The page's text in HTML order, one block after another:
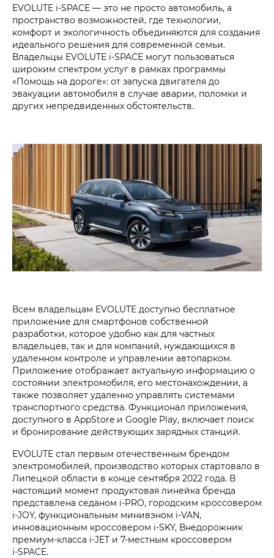
EVOLUTE i‑SPACE — это не просто автомобиль, а
пространство возможностей, где технологии,
комфорт и экологичность объединяются для создания
идеального решения для современной семьи.
Владельцы EVOLUTE i‑SPACE могут пользоваться
широким спектром услуг в рамках программы
«Помощь на дороге»: от запуска двигателя до
эвакуации автомобиля в случае аварии, поломки и
других непредвиденных обстоятельств.
Всем владельцам EVOLUTE доступно бесплатное
приложение для смартфонов собственной
разработки, которое удобно как для частных
владельцев, так и для компаний, нуждающихся в
удаленном контроле и управлении автопарком.
Приложение отображает актуальную информацию о
состоянии электромобиля, его местонахождении, а
также позволяет удаленно управлять системами
транспортного средства. Функционал приложения,
доступного в AppStore и Google Play, включает поиск
и бронирование действующих зарядных станций.
EVOLUTE стал первым отечественным брендом
электромобилей, производство которых стартовало в
Липецкой области в конце сентября 2022 года. В
настоящий момент продуктовая линейка бренда
представлена седаном i‑PRO, городским кроссовером
i‑JOY, функциональным минивэном i‑VAN,
инновационным кроссовером i‑SKY, Внедорожник
премиум-класса i‑JET и 7-местным кроссовером
i‑SPACE.